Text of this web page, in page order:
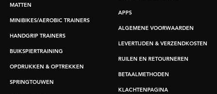
MATTEN
MINIBIKES/AEROBIC TRAINERS
HANDGRIP TRAINERS
BUIKSPIERTRAINING
OPDRUKKEN & OPTREKKEN
SPRINGTOUWEN
APPS
ALGEMENE VOORWAARDEN
LEVERTIJDEN & VERZENDKOSTEN
RUILEN EN RETOURNEREN
BETAALMETHODEN
KLACHTENPAGINA